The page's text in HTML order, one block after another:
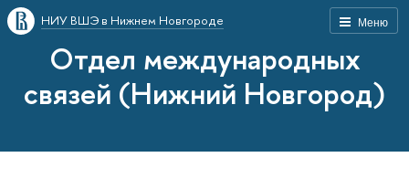
Меню
НИУ ВШЭ в Нижнем Новгороде
Отдел международных
связей (Нижний Новгород)